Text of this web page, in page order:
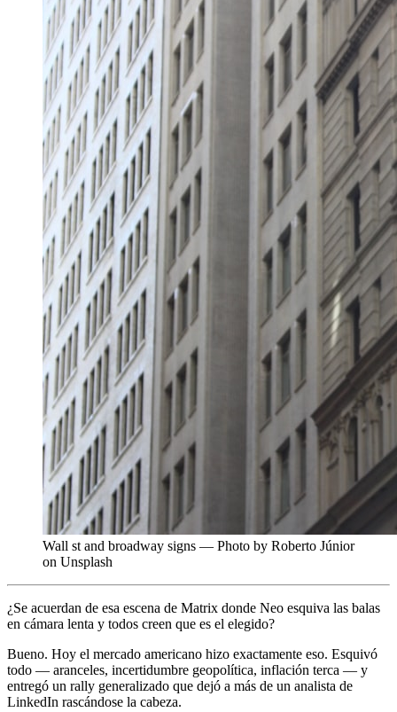
Wall st and broadway signs — Photo by Roberto Júnior
on Unsplash
¿Se acuerdan de esa escena de Matrix donde Neo esquiva las balas
en cámara lenta y todos creen que es el elegido?
Bueno. Hoy el mercado americano hizo exactamente eso. Esquivó
todo — aranceles, incertidumbre geopolítica, inflación terca — y
entregó un rally generalizado que dejó a más de un analista de
LinkedIn rascándose la cabeza.